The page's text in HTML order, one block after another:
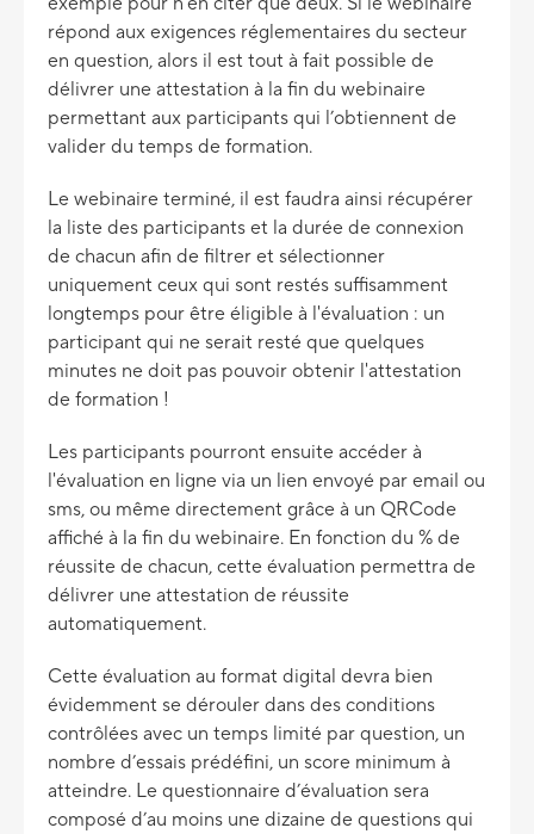
répond aux exigences réglementaires du secteur
en question, alors il est tout à fait possible de
délivrer une attestation à la fin du webinaire
permettant aux participants qui l’obtiennent de
valider du temps de formation.
Le webinaire terminé, il est faudra ainsi récupérer
la liste des participants et la durée de connexion
de chacun afin de filtrer et sélectionner
uniquement ceux qui sont restés suffisamment
longtemps pour être éligible à l'évaluation : un
participant qui ne serait resté que quelques
minutes ne doit pas pouvoir obtenir l'attestation
de formation !
Les participants pourront ensuite accéder à
l'évaluation en ligne via un lien envoyé par email ou
sms, ou même directement grâce à un QRCode
affiché à la fin du webinaire. En fonction du % de
réussite de chacun, cette évaluation permettra de
délivrer une attestation de réussite
automatiquement.
Cette évaluation au format digital devra bien
évidemment se dérouler dans des conditions
contrôlées avec un temps limité par question, un
nombre d’essais prédéfini, un score minimum à
atteindre. Le questionnaire d’évaluation sera
composé d’au moins une dizaine de questions qui